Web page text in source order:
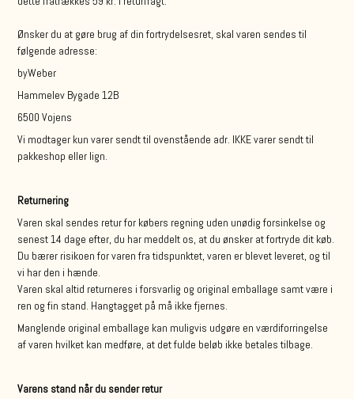
Ønsker du at gøre brug af din fortrydelsesret, skal varen sendes til
følgende adresse:
byWeber
Hammelev Bygade 12B
6500 Vojens
Vi modtager kun varer sendt til ovenstående adr. IKKE varer sendt til
pakkeshop eller lign.
Returnering
Varen skal sendes retur for købers regning uden unødig forsinkelse og
senest 14 dage efter, du har meddelt os, at du ønsker at fortryde dit køb.
Du bærer risikoen for varen fra tidspunktet, varen er blevet leveret, og til
vi har den i hænde.
Varen skal altid returneres i forsvarlig og original emballage samt være i
ren og fin stand. Hangtagget på må ikke fjernes.
Manglende original emballage kan muligvis udgøre en værdiforringelse
af varen hvilket kan medføre, at det fulde beløb ikke betales tilbage.
Varens stand når du sender retur